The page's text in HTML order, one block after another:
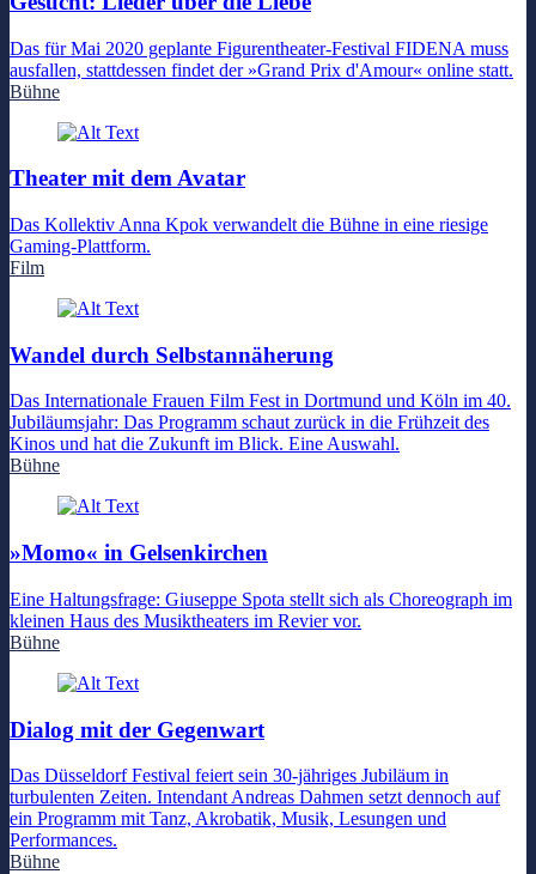
Das für Mai 2020 geplante Figurentheater-Festival FIDENA muss
ausfallen, stattdessen findet der »Grand Prix d'Amour« online statt.
Bühne
Theater mit dem Avatar
Das Kollektiv Anna Kpok verwandelt die Bühne in eine riesige
Gaming-Plattform.
Film
Wandel durch Selbstannäherung
Das Internationale Frauen Film Fest in Dortmund und Köln im 40.
Jubiläumsjahr: Das Programm schaut zurück in die Frühzeit des
Kinos und hat die Zukunft im Blick. Eine Auswahl.
Bühne
»Momo« in Gelsenkirchen
Eine Haltungsfrage: Giuseppe Spota stellt sich als Choreograph im
kleinen Haus des Musiktheaters im Revier vor.
Bühne
Dialog mit der Gegenwart
Das Düsseldorf Festival feiert sein 30-jähriges Jubiläum in
turbulenten Zeiten. Intendant Andreas Dahmen setzt dennoch auf
ein Programm mit Tanz, Akrobatik, Musik, Lesungen und
Performances.
Bühne